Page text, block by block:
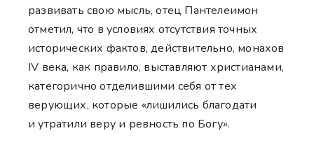
развивать свою мысль, отец Пантелеимон
отметил, что в условиях отсутствия точных
исторических фактов, действительно, монахов
IV века, как правило, выставляют христианами,
категорично отделившими себя от тех
верующих, которые «лишились благодати
и утратили веру и ревность по Богу».